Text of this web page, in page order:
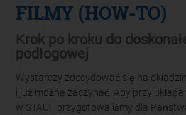
FILMY (HOW-TO)
Krok po kroku do
podłogowej
Wystarczy zdecydować się na
i już można zaczynać. Aby przy
w STAUF przygotowaliśmy dla